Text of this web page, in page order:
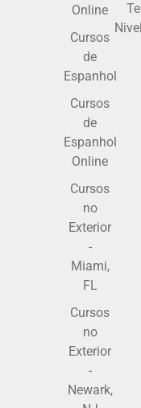
Online
Cursos
de
Espanhol
Cursos
de
Espanhol
Online
Cursos
no
Exterior
-
Miami,
FL
Cursos
no
Exterior
-
Newark,